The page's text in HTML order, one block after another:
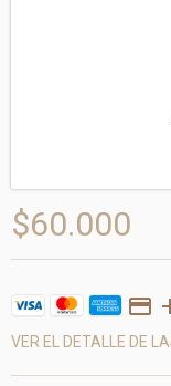
$60.000
VER EL DETALLE DE